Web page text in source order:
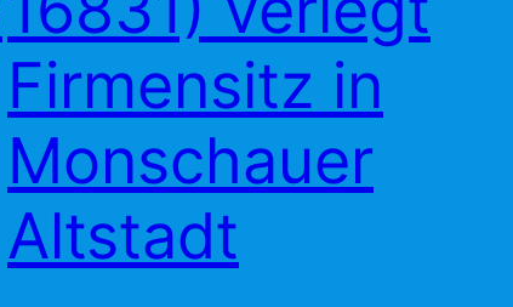
Firmensitz in
Monschauer
Altstadt